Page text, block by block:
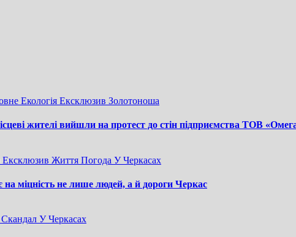
Екологія Ексклюзив Золотоноша
жителі вийшли на протест до стін підприємства ТОВ
Ексклюзив Життя Погода У Черкасах
на міцність не лише людей, а й дороги Черкас
Скандал У Черкасах